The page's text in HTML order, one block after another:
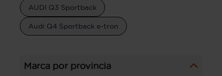
AUDI Q3 Sportback
Audi Q4 Sportback e-tron
Marca por provincia